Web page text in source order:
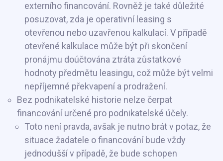
externího financování. Rovněž je také důležité
posuzovat, zda je operativní leasing s
otevřenou nebo uzavřenou kalkulací. V případě
otevřené kalkulace může být při skončení
pronájmu doúčtována ztráta zůstatkové
hodnoty předmětu leasingu, což může být velmi
nepříjemné překvapení a prodražení.
Bez podnikatelské historie nelze čerpat
financování určené pro podnikatelské účely.
Toto není pravda, avšak je nutno brát v potaz, že
situace žadatele o financování bude vždy
jednodušší v případě, že bude schopen